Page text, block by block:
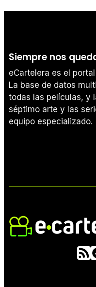
Siempre nos
eCartelera es el
La base de datos
todas las películas, y
séptimo arte y las
equipo especializado.